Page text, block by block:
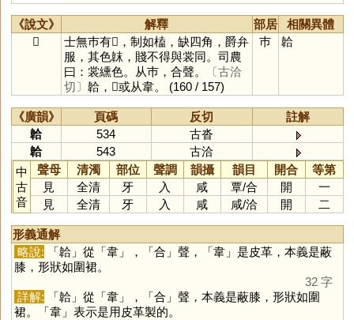
《說文》 解釋 部居
相關異體
𢂷
士無巿有𢂷，制如榼，缺四角，爵弁
服，其色韎，賤不得與裳同。司農
曰：裳纁色。从巿，合聲。
〔古洽
切〕 韐，𢂷或从韋。 (160 / 157)
巿 韐
《廣韻》 頁碼 反切
註解
韐
534
古沓
韐
543
古洽
中
古
音
聲母 清濁 部位 聲調 韻攝 韻目 開合
等第
見
全清 牙 入 咸 覃/合 開
一
見
全清 牙 入 咸 咸/洽 開 二
形義通解
略說: 「韐」從「韋」，「合 」聲，「韋」是皮革，本義是蔽
膝，形狀如圍裙。
32 字
詳解: 「韐」從「韋」，「合 」聲，本義是蔽膝，形狀如圍
裙。「韋」表示是用皮革製的。